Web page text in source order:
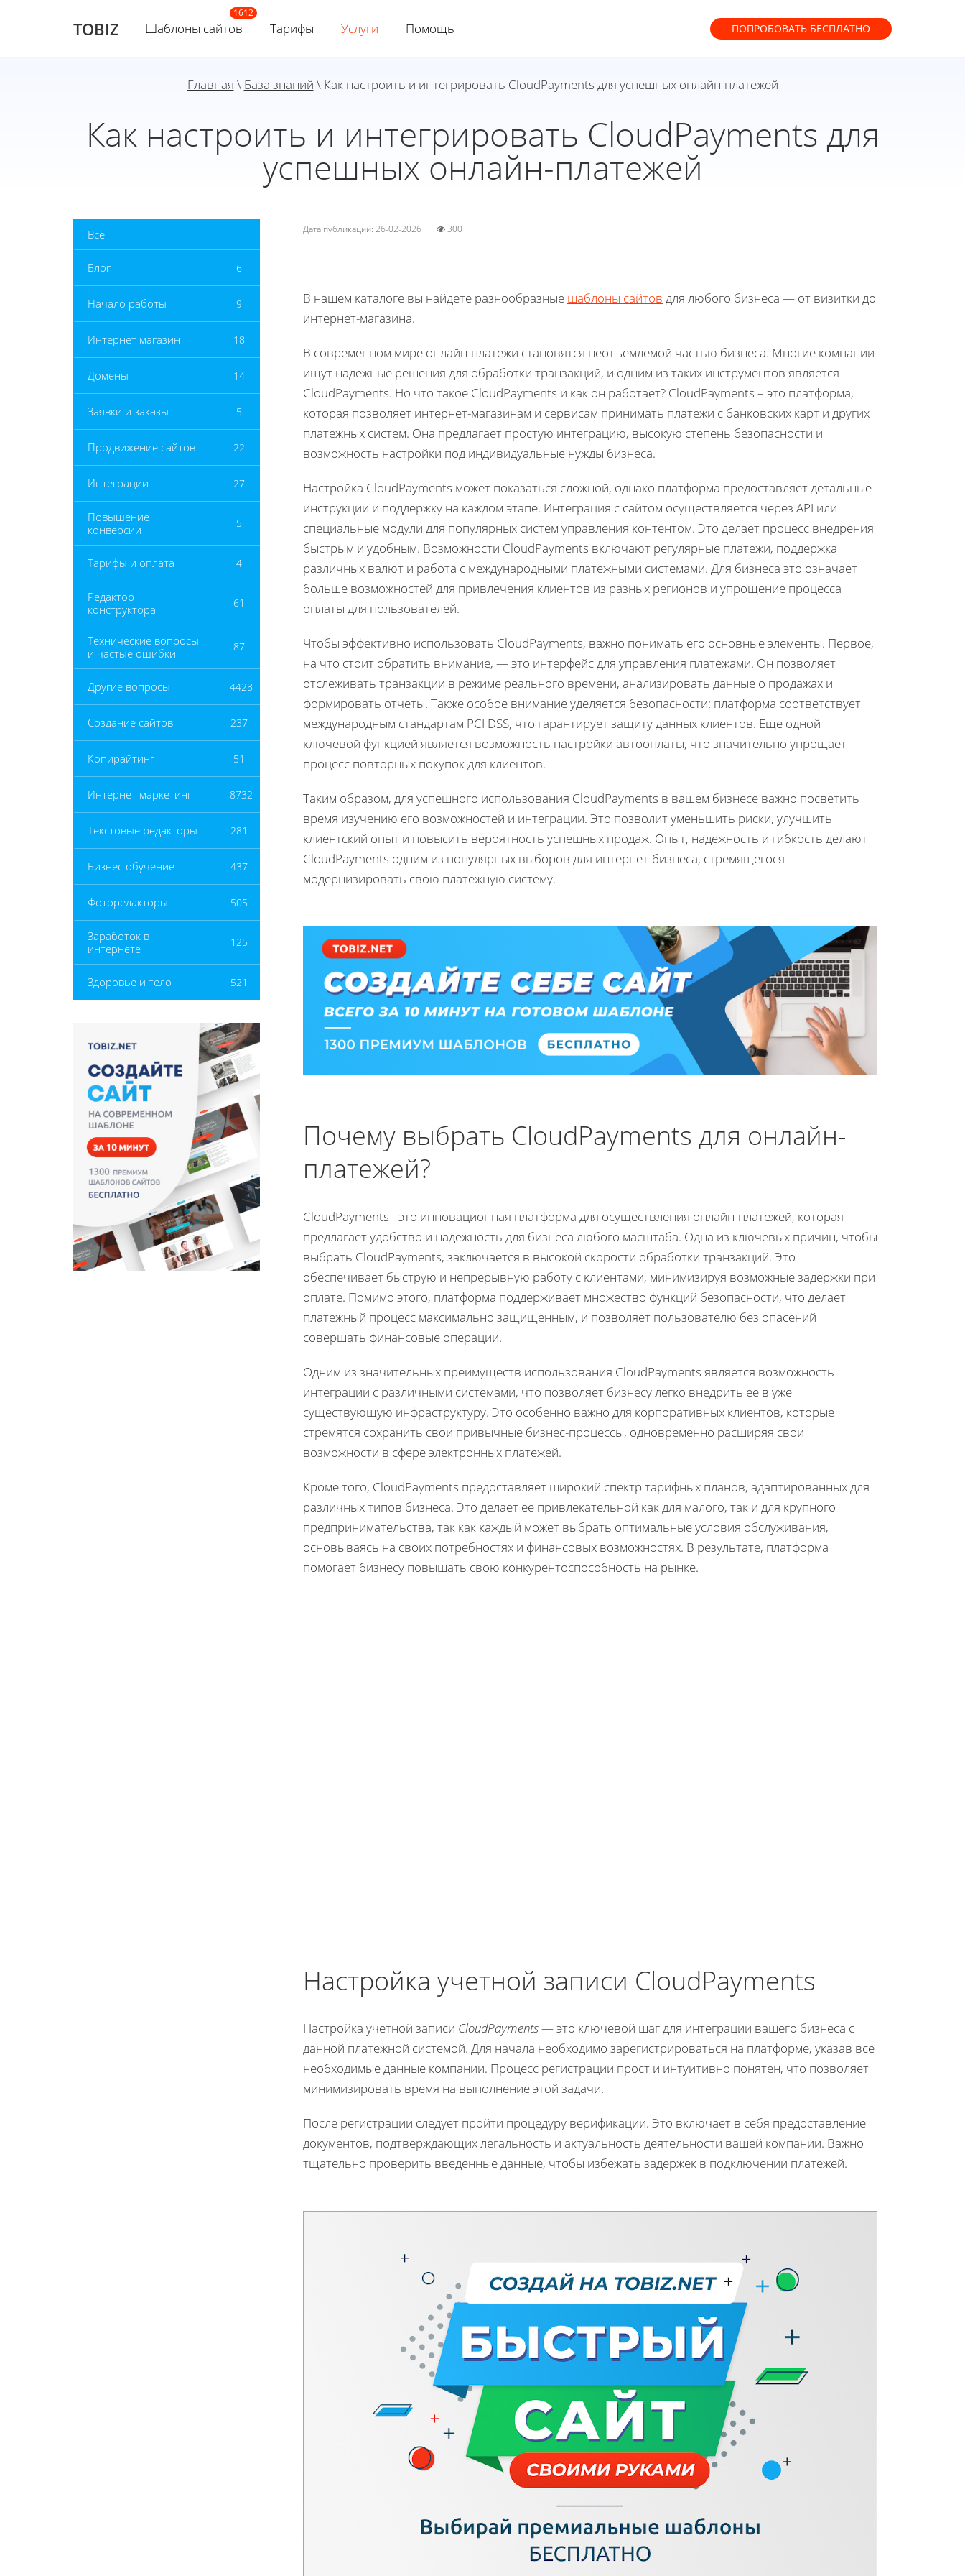
TOBIZ Шаблоны сайтов Тарифы Услуги Помощь ПОПРОБОВАТЬ БЕСПЛАТНО
Главная \ База знаний \ Как настроить и интегрировать CloudPayments для успешных онлайн-платежей
Как настроить и интегрировать CloudPayments для
успешных онлайн-платежей
Все
Блог 6
Начало работы 9
Интернет магазин 18
Домены 14
Заявки и заказы 5
Продвижение сайтов 22
Интеграции 27
Повышение
конверсии
5
Тарифы и оплата 4
Редактор
конструктора
61
Технические вопросы
и частые ошибки
87
Другие вопросы 4428
Создание сайтов 237
Копирайтинг 51
Интернет маркетинг 8732
Текстовые редакторы 281
Бизнес обучение 437
Фоторедакторы 505
Заработок в
интернете
125
Здоровье и тело 521
Дата публикации: 26-02-2026 300
В нашем каталоге вы найдете разнообразные шаблоны сайтов для любого бизнеса — от визитки до
интернет-магазина.
В современном мире онлайн-платежи становятся неотъемлемой частью бизнеса. Многие компании
ищут надежные решения для обработки транзакций, и одним из таких инструментов является
CloudPayments. Но что такое CloudPayments и как он работает? CloudPayments – это платформа,
которая позволяет интернет-магазинам и сервисам принимать платежи с банковских карт и других
платежных систем. Она предлагает простую интеграцию, высокую степень безопасности и
возможность настройки под индивидуальные нужды бизнеса.
Настройка CloudPayments может показаться сложной, однако платформа предоставляет детальные
инструкции и поддержку на каждом этапе. Интеграция с сайтом осуществляется через API или
специальные модули для популярных систем управления контентом. Это делает процесс внедрения
быстрым и удобным. Возможности CloudPayments включают регулярные платежи, поддержка
различных валют и работа с международными платежными системами. Для бизнеса это означает
больше возможностей для привлечения клиентов из разных регионов и упрощение процесса
оплаты для пользователей.
Чтобы эффективно использовать CloudPayments, важно понимать его основные элементы. Первое,
на что стоит обратить внимание, — это интерфейс для управления платежами. Он позволяет
отслеживать транзакции в режиме реального времени, анализировать данные о продажах и
формировать отчеты. Также особое внимание уделяется безопасности: платформа соответствует
международным стандартам PCI DSS, что гарантирует защиту данных клиентов. Еще одной
ключевой функцией является возможность настройки автооплаты, что значительно упрощает
процесс повторных покупок для клиентов.
Таким образом, для успешного использования CloudPayments в вашем бизнесе важно посветить
время изучению его возможностей и интеграции. Это позволит уменьшить риски, улучшить
клиентский опыт и повысить вероятность успешных продаж. Опыт, надежность и гибкость делают
CloudPayments одним из популярных выборов для интернет-бизнеса, стремящегося
модернизировать свою платежную систему.
Почему выбрать CloudPayments для онлайн-
платежей?
CloudPayments - это инновационная платформа для осуществления онлайн-платежей, которая
предлагает удобство и надежность для бизнеса любого масштаба. Одна из ключевых причин, чтобы
выбрать CloudPayments, заключается в высокой скорости обработки транзакций. Это
обеспечивает быструю и непрерывную работу с клиентами, минимизируя возможные задержки при
оплате. Помимо этого, платформа поддерживает множество функций безопасности, что делает
платежный процесс максимально защищенным, и позволяет пользователю без опасений
совершать финансовые операции.
Одним из значительных преимуществ использования CloudPayments является возможность
интеграции с различными системами, что позволяет бизнесу легко внедрить её в уже
существующую инфраструктуру. Это особенно важно для корпоративных клиентов, которые
стремятся сохранить свои привычные бизнес-процессы, одновременно расширяя свои
возможности в сфере электронных платежей.
Кроме того, CloudPayments предоставляет широкий спектр тарифных планов, адаптированных для
различных типов бизнеса. Это делает её привлекательной как для малого, так и для крупного
предпринимательства, так как каждый может выбрать оптимальные условия обслуживания,
основываясь на своих потребностях и финансовых возможностях. В результате, платформа
помогает бизнесу повышать свою конкурентоспособность на рынке.
Настройка учетной записи CloudPayments
Настройка учетной записи CloudPayments— это ключевой шаг для интеграции вашего бизнеса с
данной платежной системой. Для начала необходимо зарегистрироваться на платформе, указав все
необходимые данные компании. Процесс регистрации прост и интуитивно понятен, что позволяет
минимизировать время на выполнение этой задачи.
После регистрации следует пройти процедуру верификации. Это включает в себя предоставление
документов, подтверждающих легальность и актуальность деятельности вашей компании. Важно
тщательно проверить введенные данные, чтобы избежать задержек в подключении платежей.